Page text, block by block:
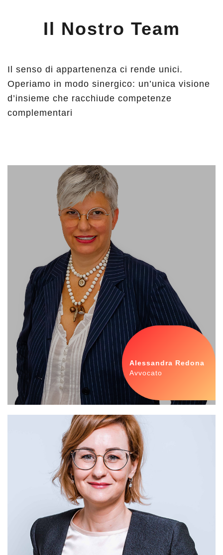
Il Nostro Team
Il senso di appartenenza ci rende unici.
Operiamo in modo sinergico: un’unica visione
d’insieme che racchiude competenze
complementari
Alessandra Redona
Avvocato